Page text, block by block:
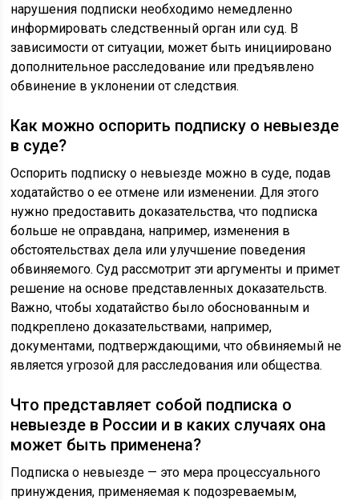
нарушения подписки необходимо немедленно
информировать следственный орган или суд. В
зависимости от ситуации, может быть инициировано
дополнительное расследование или предъявлено
обвинение в уклонении от следствия.
Как можно оспорить подписку о невыезде
в суде?
Оспорить подписку о невыезде можно в суде, подав
ходатайство о ее отмене или изменении. Для этого
нужно предоставить доказательства, что подписка
больше не оправдана, например, изменения в
обстоятельствах дела или улучшение поведения
обвиняемого. Суд рассмотрит эти аргументы и примет
решение на основе представленных доказательств.
Важно, чтобы ходатайство было обоснованным и
подкреплено доказательствами, например,
документами, подтверждающими, что обвиняемый не
является угрозой для расследования или общества.
Что представляет собой подписка о
невыезде в России и в каких случаях она
может быть применена?
Подписка о невыезде — это мера процессуального
принуждения, применяемая к подозреваемым,